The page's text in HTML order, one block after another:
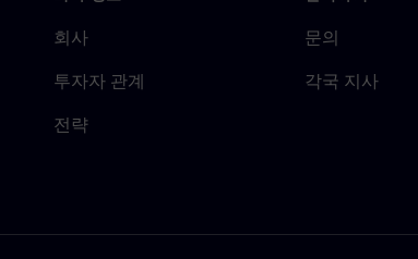
회사
투자자 관계
전략
문의
각국 지사